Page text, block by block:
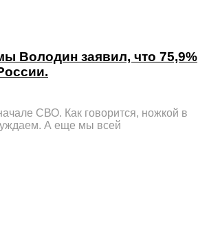
Володин заявил, что 75,9%
СВО. Как говорится, ножкой в
А еще мы всей